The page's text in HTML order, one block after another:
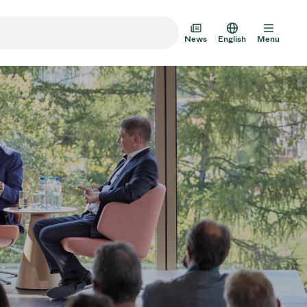
News
AD HOC JUL 22, 2026 INVESTORS AD HOC
VAT Media Release on
English Menu
Transfer Doors
Multi-Valve Units
Valve Design Options
Catalog
Valves Technologies